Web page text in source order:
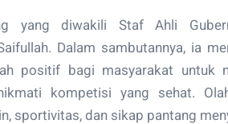
yang diwakili Staf Ahli
Dalam sambutannya, ia
positif bagi masyarakat untuk
kompetisi yang sehat.
sportivitas, dan sikap pantang